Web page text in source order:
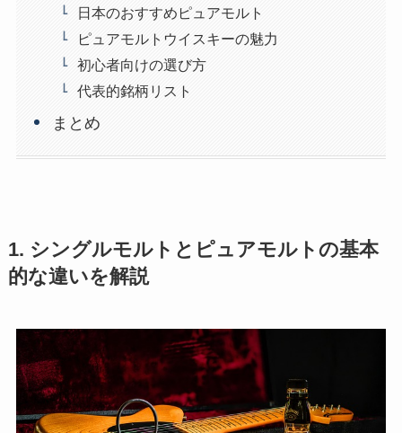
日本のおすすめピュアモルト
ピュアモルトウイスキーの魅力
初心者向けの選び方
代表的銘柄リスト
まとめ
1. シングルモルトとピュアモルトの基本
的な違いを解説